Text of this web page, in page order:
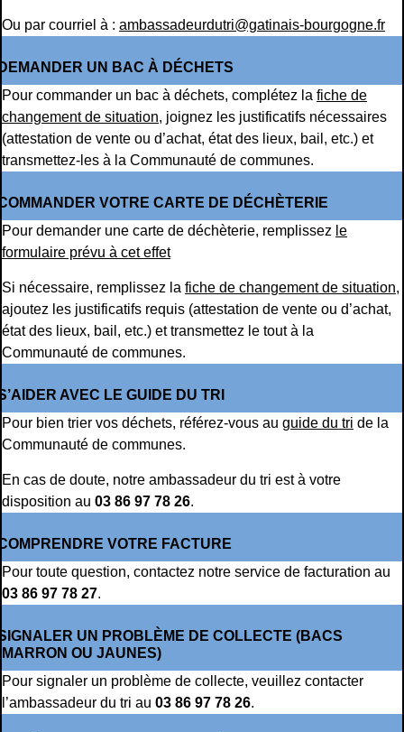
Ou par courriel à : ambassadeurdutri@gatinais-bourgogne.fr
UN BAC À DÉCHETS
Pour commander un bac à déchets, complétez la fiche de
changement de situation, joignez les justificatifs nécessaires
(attestation de vente ou d’achat, état des lieux, bail, etc.) et
transmettez-les à la Communauté de communes.
VOTRE CARTE DE DÉCHÈTERIE
Pour demander une carte de déchèterie, remplissez le
formulaire prévu à cet effet
Si nécessaire, remplissez la fiche de changement de situation,
ajoutez les justificatifs requis (attestation de vente ou d’achat,
état des lieux, bail, etc.) et transmettez le tout à la
Communauté de communes.
AVEC LE GUIDE DU TRI
Pour bien trier vos déchets, référez-vous au guide du tri de la
Communauté de communes.
En cas de doute, notre ambassadeur du tri est à votre
disposition au 03 86 97 78 26.
VOTRE FACTURE
Pour toute question, contactez notre service de facturation au
03 86 97 78 27.
UN PROBLÈME DE COLLECTE (BACS
MARRON OU JAUNES)
Pour signaler un problème de collecte, veuillez contacter
l’ambassadeur du tri au 03 86 97 78 26.